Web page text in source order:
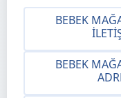
BEBEK
BEBEK